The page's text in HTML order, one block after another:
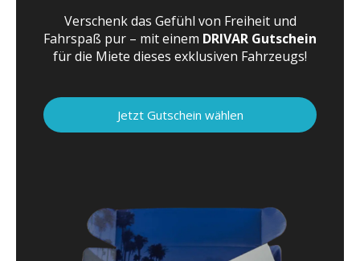
Verschenk das Gefühl von Freiheit und
Fahrspaß pur – mit einem DRIVAR Gutschein
für die Miete dieses exklusiven Fahrzeugs!
Jetzt Gutschein wählen